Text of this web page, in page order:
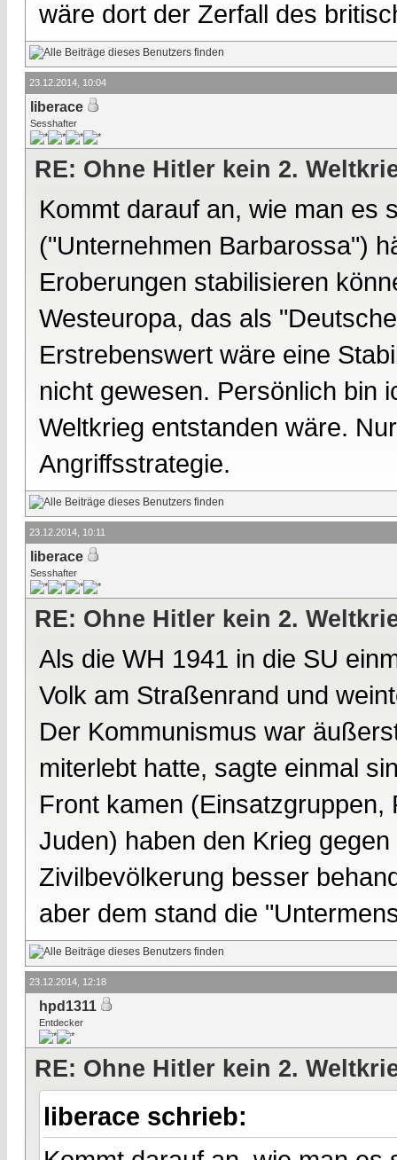
wäre dort der Zerfall des
23.12.2014, 10:04
liberace
Sesshafter
RE: Ohne Hitler kein 2.
Kommt darauf an, wie man es
("Unternehmen Barbarossa")
Eroberungen stabilisieren
Westeuropa, das als
Erstrebenswert wäre eine
nicht gewesen. Persönlich bin
Weltkrieg entstanden wäre.
Angriffsstrategie.
23.12.2014, 10:11
liberace
Sesshafter
RE: Ohne Hitler kein 2.
Als die WH 1941 in die SU
Volk am Straßenrand und
Der Kommunismus war
miterlebt hatte, sagte einmal
Front kamen
Juden) haben den Krieg
Zivilbevölkerung besser
aber dem stand die
23.12.2014, 12:18
hpd1311
Entdecker
RE: Ohne Hitler kein 2.
liberace schrieb: